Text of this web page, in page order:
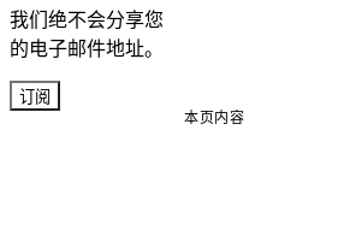
本页内容
我们绝不会分享您
的电子邮件地址。
订阅